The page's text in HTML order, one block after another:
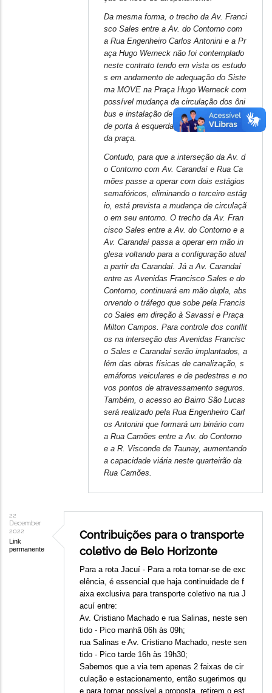
Da mesma forma, o trecho da Av. Franci
sco Sales entre a Av. do Contorno com
a Rua Engenheiro Carlos Antonini e a Pr
aça Hugo Werneck não foi contemplado
neste contrato tendo em vista os estudo
s em andamento de adequação do Siste
ma MOVE na Praça Hugo Werneck com
possível mudança da circulação dos ôni
bus e instalação de estações fechadas
de porta à esquerda no entorno da referi
da praça.
Contudo, para que a interseção da Av. d
o Contorno com Av. Carandaí e Rua Ca
mões passe a operar com dois estágios
semafóricos, eliminando o terceiro estág
io, está prevista a mudança de circulaçã
o em seu entorno. O trecho da Av. Fran
cisco Sales entre a Av. do Contorno e a
Av. Carandaí passa a operar em mão in
glesa voltando para a configuração atual
a partir da Carandaí. Já a Av. Carandaí
entre as Avenidas Francisco Sales e do
Contorno, continuará em mão dupla, abs
orvendo o tráfego que sobe pela Francis
co Sales em direção à Savassi e Praça
Milton Campos. Para controle dos conflit
os na interseção das Avenidas Francisc
o Sales e Carandaí serão implantados, a
lém das obras físicas de canalização, s
emáforos veiculares e de pedestres e no
vos pontos de atravessamento seguros.
Também, o acesso ao Bairro São Lucas
será realizado pela Rua Engenheiro Carl
os Antonini que formará um binário com
a Rua Camões entre a Av. do Contorno
e a R. Visconde de Taunay, aumentando
a capacidade viária neste quarteirão da
Rua Camões.
22
December
2022
Link
permanente
Contribuições para o transporte
coletivo de Belo Horizonte
Para a rota Jacuí - Para a rota tornar-se de exc
elência, é essencial que haja continuidade de f
aixa exclusiva para transporte coletivo na rua J
acuí entre:
Av. Cristiano Machado e rua Salinas, neste sen
tido - Pico manhã 06h às 09h;
rua Salinas e Av. Cristiano Machado, neste sen
tido - Pico tarde 16h às 19h30;
Sabemos que a via tem apenas 2 faixas de cir
culação e estacionamento, então sugerimos qu
e para tornar possível a proposta, retirem o est